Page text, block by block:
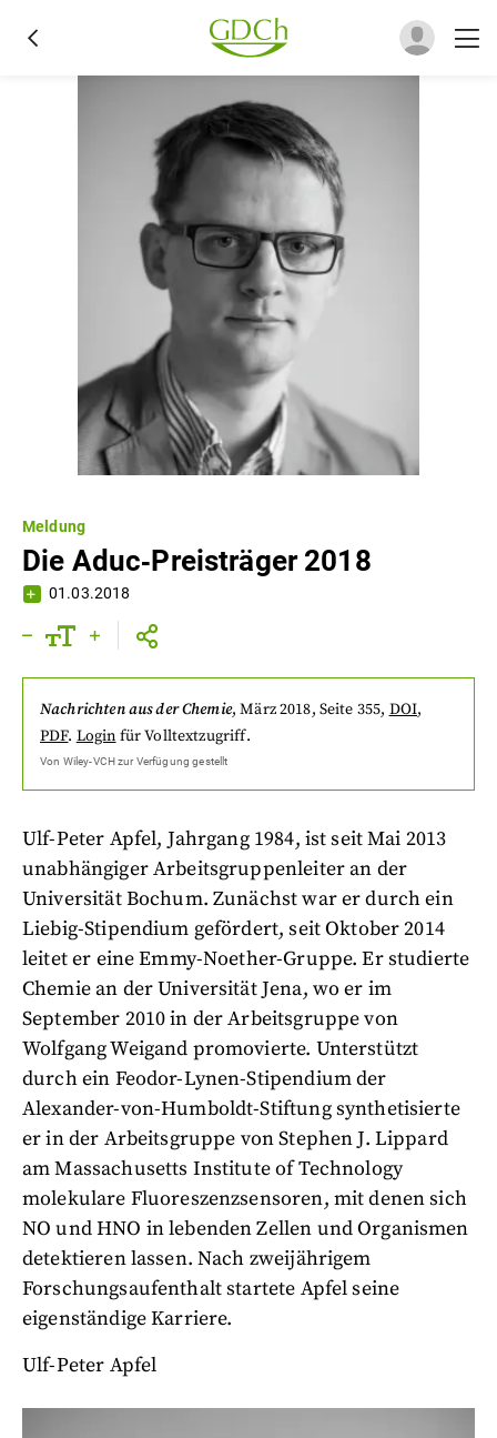
Meldung
Die Aduc‐Preisträger 2018
01.03.2018
Nachrichten aus der Chemie,März 2018, Seite 355, DOI,
PDF. Login für Volltextzugriff.
Von Wiley-VCHzur Verfügung gestellt
Ulf-Peter Apfel, Jahrgang 1984, ist seit Mai 2013
unabhängiger Arbeitsgruppenleiter an der
Universität Bochum. Zunächst war er durch ein
Liebig-Stipendium gefördert, seit Oktober 2014
leitet er eine Emmy-Noether-Gruppe. Er studierte
Chemie an der Universität Jena, wo er im
September 2010 in der Arbeitsgruppe von
Wolfgang Weigand promovierte. Unterstützt
durch ein Feodor-Lynen-Stipendium der
Alexander-von-Humboldt-Stiftung synthetisierte
er in der Arbeitsgruppe von Stephen J. Lippard
am Massachusetts Institute of Technology
molekulare Fluoreszenzsensoren, mit denen sich
NO und HNO in lebenden Zellen und Organismen
detektieren lassen. Nach zweijährigem
Forschungsaufenthalt startete Apfel seine
eigenständige Karriere.
Ulf-Peter Apfel